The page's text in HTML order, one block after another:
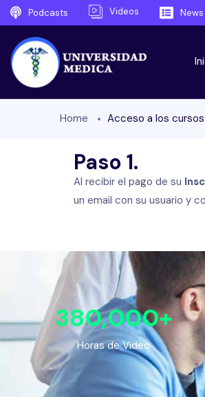
Podcasts Videos News
Home Acceso a los cursos
Paso 1.
Al recibir el pago de su
un email con su usuario y
Horas de Video
380,000+